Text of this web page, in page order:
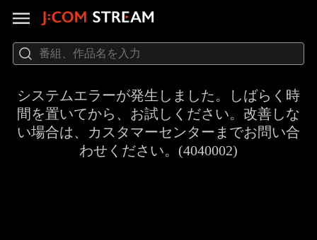
システムエラーが発生しました。しばらく時
間を置いてから、お試しください。改善しな
い場合は、カスタマーセンターまでお問い合
わせください。(4040002)